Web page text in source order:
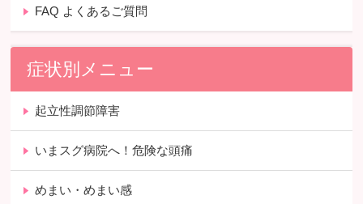
FAQ よくあるご質問
症状別メニュー
起立性調節障害
いまスグ病院へ！危険な頭痛
めまい・めまい感